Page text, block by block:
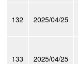
132 2025/04/25
133 2025/04/25